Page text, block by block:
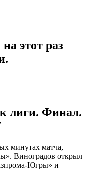
этот раз
лиги. Финал.
минутах матча,
Виноградов открыл
Югры» и